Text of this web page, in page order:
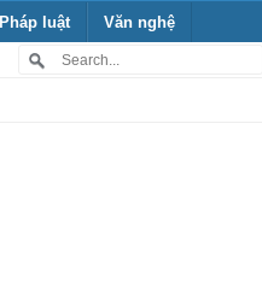
Pháp luật Văn nghệ